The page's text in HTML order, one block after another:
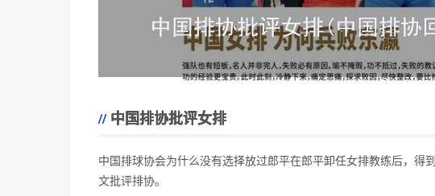
中国排协批评女排
中国排球协会为什么没有选择放过郎平在郎平卸任女排教练后，得
文批评排协。